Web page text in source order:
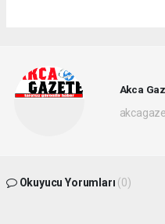
Akca
Okuyucu Yorumları (0)